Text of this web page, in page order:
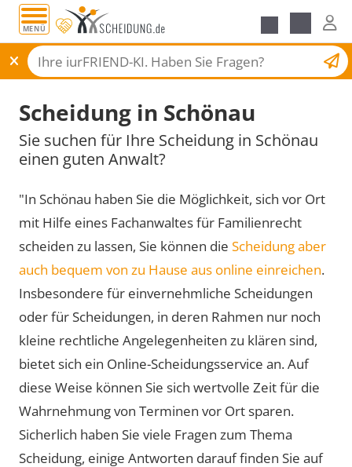
MENÜ
Scheidungsantrag
Scheidung in Schönau
Sie suchen für Ihre Scheidung in Schönau
einen guten Anwalt?
"In Schönau haben Sie die Möglichkeit, sich vor Ort
mit Hilfe eines Fachanwaltes für Familienrecht
scheiden zu lassen, Sie können die Scheidung aber
auch bequem von zu Hause aus online einreichen.
Insbesondere für einvernehmliche Scheidungen
oder für Scheidungen, in deren Rahmen nur noch
kleine rechtliche Angelegenheiten zu klären sind,
bietet sich ein Online-Scheidungsservice an. Auf
diese Weise können Sie sich wertvolle Zeit für die
Wahrnehmung von Terminen vor Ort sparen.
Sicherlich haben Sie viele Fragen zum Thema
Scheidung, einige Antworten darauf finden Sie auf